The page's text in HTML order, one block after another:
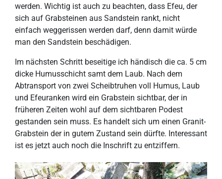
werden. Wichtig ist auch zu beachten, dass Efeu, der
sich auf Grabsteinen aus Sandstein rankt, nicht
einfach weggerissen werden darf, denn damit würde
man den Sandstein beschädigen.
Im nächsten Schritt beseitige ich händisch die ca. 5 cm
dicke Humusschicht samt dem Laub. Nach dem
Abtransport von zwei Scheibtruhen voll Humus, Laub
und Efeuranken wird ein Grabstein sichtbar, der in
früheren Zeiten wohl auf dem sichtbaren Podest
gestanden sein muss. Es handelt sich um einen Granit-
Grabstein der in gutem Zustand sein dürfte. Interessant
ist es jetzt auch noch die Inschrift zu entziffern.